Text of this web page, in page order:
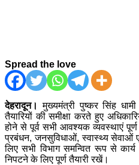
Spread the love
देहरादून। मुख्यमंत्री पुष्कर सिंह
तैयारियों की समीक्षा करते हुए
होने से पूर्व सभी आवश्यक व्यवस्थाएं
प्रबंधन, जनसुविधाओं, स्वास्थ्य सेवाओं
लिए सभी विभाग समन्वित रूप से
निपटने के लिए पूर्ण तैयारी रखें।